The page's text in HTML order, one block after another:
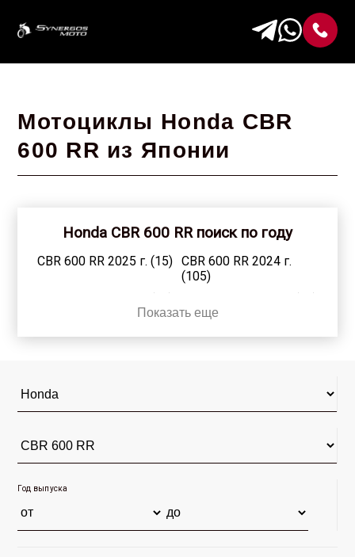
Мотоциклы Honda CBR
600 RR из Японии
Honda CBR 600 RR поиск по году
CBR 600 RR 2025 г. (15) CBR 600 RR 2024 г.
(105)
CBR 600 RR 2021 г.
(133)
CBR 600 RR 2020 г.
(118)
CBR 600 RR 2010 г. (24)
CBR 600 RR 2006 г. (66)
CBR 600 RR 2005 г. (68)
CBR 600 RR 2004 г. (54) CBR 600 RR 2003 г. (38)
Показать еще
Год выпуска